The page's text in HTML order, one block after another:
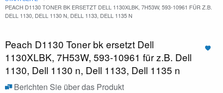
PEACH D1130 TONER BK ERSETZT DELL 1130XLBK, 7H53W, 593-10961 FÜR Z.B.
DELL 1130, DELL 1130 N, DELL 1133, DELL 1135 N
Peach D1130 Toner bk ersetzt Dell
1130XLBK, 7H53W, 593-10961 für z.B. Dell
1130, Dell 1130 n, Dell 1133, Dell 1135 n
Berichten Sie über das Produkt